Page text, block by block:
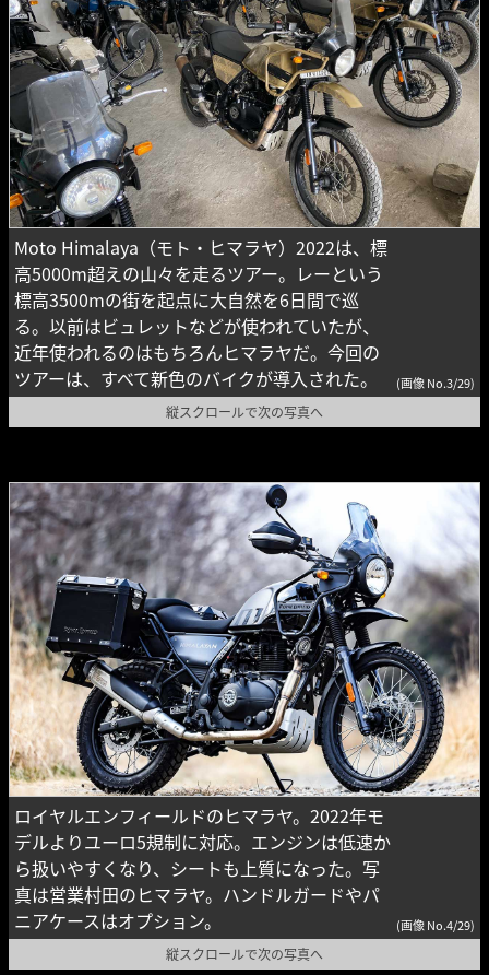
Moto Himalaya（モト・ヒマラヤ）2022は、標
高5000m超えの山々を走るツアー。レーという
標高3500mの街を起点に大自然を6日間で巡
る。以前はビュレットなどが使われていたが、
近年使われるのはもちろんヒマラヤだ。今回の
ツアーは、すべて新色のバイクが導入された。
(画像 No.3/29)
縦スクロールで次の写真へ
ロイヤルエンフィールドのヒマラヤ。2022年モ
デルよりユーロ5規制に対応。エンジンは低速か
ら扱いやすくなり、シートも上質になった。写
真は営業村田のヒマラヤ。ハンドルガードやパ
ニアケースはオプション。
(画像 No.4/29)
縦スクロールで次の写真へ